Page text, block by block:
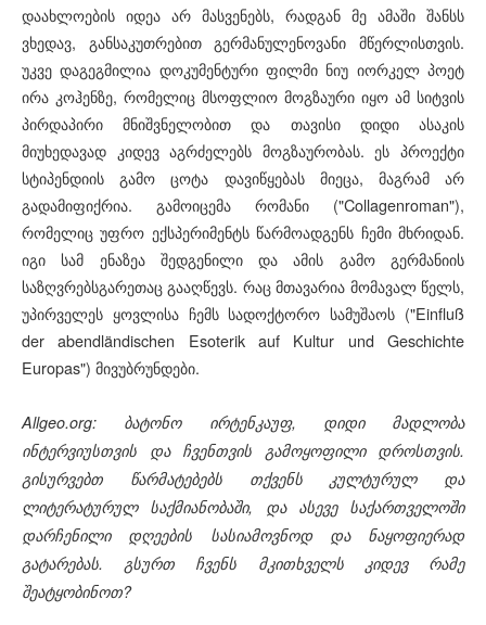
დაახლოების იდეა არ მასვენებს, რადგან მე ამაში შანსს
ვხედავ, განსაკუთრებით გერმანულენოვანი მწერლისთვის.
უკვე დაგეგმილია დოკუმენტური ფილმი ნიუ იორკელ პოეტ
ირა კოჰენზე, რომელიც მსოფლიო მოგზაური იყო ამ სიტვის
პირდაპირი მნიშვნელობით და თავისი დიდი ასაკის
მიუხედავად კიდევ აგრძელებს მოგზაურობას. ეს პროექტი
სტიპენდიის გამო ცოტა დავიწყებას მიეცა, მაგრამ არ
გადამიფიქრია. გამოიცემა რომანი ("Collagenroman"),
რომელიც უფრო ექსპერიმენტს წარმოადგენს ჩემი მხრიდან.
იგი სამ ენაზეა შედგენილი და ამის გამო გერმანიის
საზღვრებსგარეთაც გააღწევს. რაც მთავარია მომავალ წელს,
უპირველეს ყოვლისა ჩემს სადოქტორო სამუშაოს ("Einfluß
der abendländischen Esoterik auf Kultur und Geschichte
Europas") მივუბრუნდები.
Allgeo.org: ბატონო ირტენკაუფ, დიდი მადლობა
ინტერვიუსთვის და ჩვენთვის გამოყოფილი დროსთვის.
გისურვებთ წარმატებებს თქვენს კულტურულ და
ლიტერატურულ საქმიანობაში, და ასევე საქართველოში
დარჩენილი დღეების სასიამოვნოდ და ნაყოფიერად
გატარებას. გსურთ ჩვენს მკითხველს კიდევ რამე
შეატყობინოთ?